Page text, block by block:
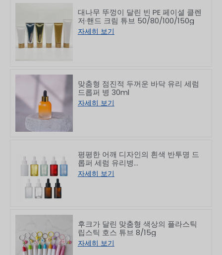
대나무 뚜껑이 달린 빈 PE 페이셜 클렌
저·핸드 크림 튜브 50/80/100/150g
자세히 보기
맞춤형 점진적 두꺼운 바닥 유리 세럼
드롭퍼 병 30ml
자세히 보기
평평한 어깨 디자인의 흰색 반투명 드
롭퍼 세럼 유리병
10/30/50/60/80/100ml
자세히 보기
후크가 달린 맞춤형 색상의 플라스틱
립스틱 호스 튜브 8/15g
자세히 보기